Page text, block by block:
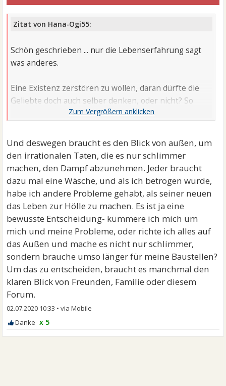
Zitat von Hana-Ogi55:
Schön geschrieben ... nur die Lebenserfahrung sagt
was anderes.
Eine Existenz zerstören zu wollen, daran dürfte die
Geliebte doch auch selber denken, oder nicht? So
ganz ohne ist sie doch auch nicht und sie ist die Dritte
mit der Existenz der Ehefrau?
Klar, ich kann nobel sein und über allen Dingen
stehen und einen klaren Kopf behalten und mich auf
meine Ehe fokussieren, aber gerade in solchen
Ausnahmesituationen handelt nicht jeder nur rational.
Die Emotionen lassen sich schlecht wegreden und
wegdenken.
Und deswegen braucht es den Blick von außen, um
den irrationalen Taten, die es nur schlimmer
machen, den Dampf abzunehmen. Jeder braucht
dazu mal eine Wäsche, und als ich betrogen wurde,
habe ich andere Probleme gehabt, als seiner neuen
das Leben zur Hölle zu machen. Es ist ja eine
bewusste Entscheidung- kümmere ich mich um
mich und meine Probleme, oder richte ich alles auf
das Außen und mache es nicht nur schlimmer,
sondern brauche umso länger für meine Baustellen?
Um das zu entscheiden, braucht es manchmal den
klaren Blick von Freunden, Familie oder diesem
Forum.
02.07.2020 10:33 •
x 5